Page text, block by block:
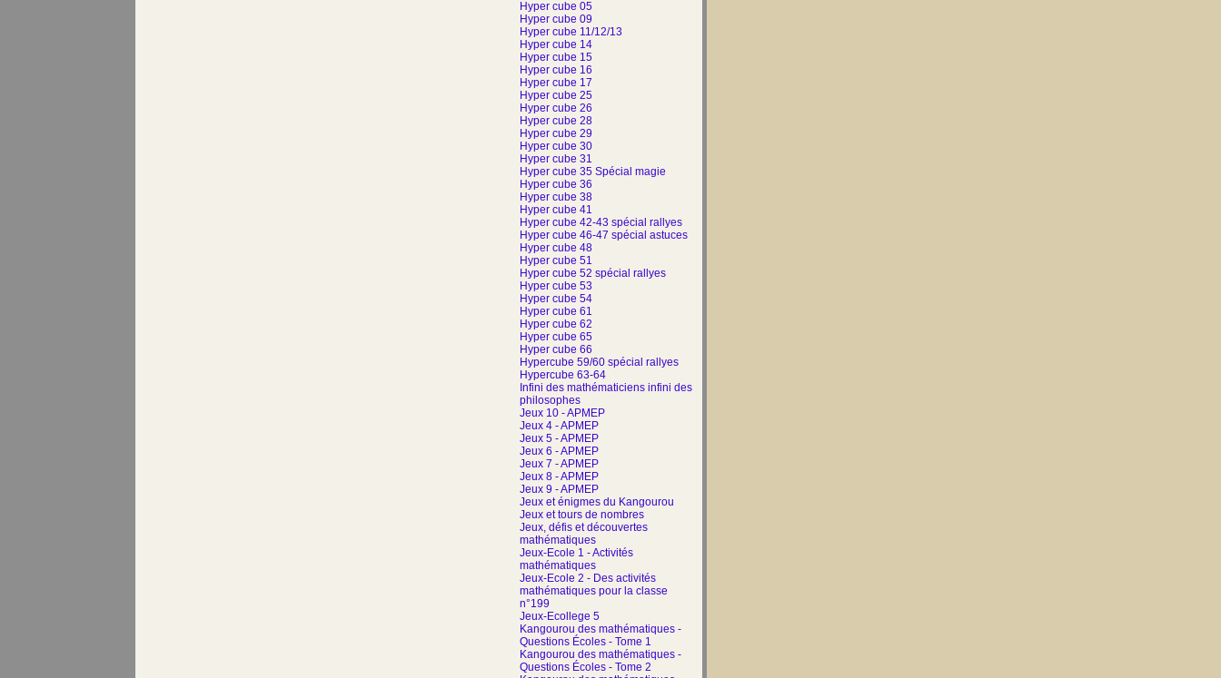
Hyper cube 05
Hyper cube 09
Hyper cube 11/12/13
Hyper cube 14
Hyper cube 15
Hyper cube 16
Hyper cube 17
Hyper cube 25
Hyper cube 26
Hyper cube 28
Hyper cube 29
Hyper cube 30
Hyper cube 31
Hyper cube 35 Spécial magie
Hyper cube 36
Hyper cube 38
Hyper cube 41
Hyper cube 42-43 spécial rallyes
Hyper cube 46-47 spécial astuces
Hyper cube 48
Hyper cube 51
Hyper cube 52 spécial rallyes
Hyper cube 53
Hyper cube 54
Hyper cube 61
Hyper cube 62
Hyper cube 65
Hyper cube 66
Hypercube 59/60 spécial rallyes
Hypercube 63-64
Infini des mathématiciens infini des
philosophes
Jeux 10 - APMEP
Jeux 4 - APMEP
Jeux 5 - APMEP
Jeux 6 - APMEP
Jeux 7 - APMEP
Jeux 8 - APMEP
Jeux 9 - APMEP
Jeux et énigmes du Kangourou
Jeux et tours de nombres
Jeux, défis et découvertes
mathématiques
Jeux-Ecole 1 - Activités
mathématiques
Jeux-Ecole 2 - Des activités
mathématiques pour la classe
n°199
Jeux-Ecollege 5
Kangourou des mathématiques -
Questions Écoles - Tome 1
Kangourou des mathématiques -
Questions Écoles - Tome 2